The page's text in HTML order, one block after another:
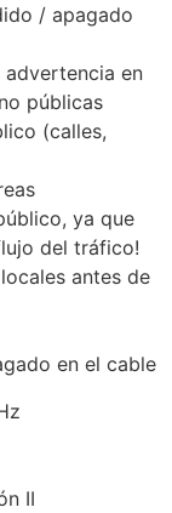
/ apagado
advertencia en
públicas
(calles,
ya que
del tráfico!
antes de
en el cable
II